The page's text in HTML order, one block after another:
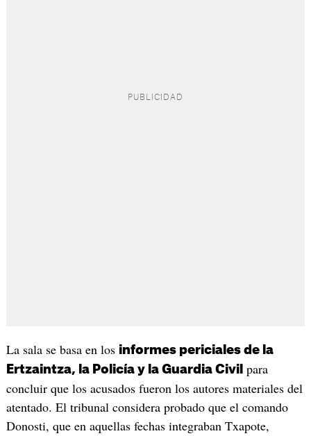
La sala se basa en los informes periciales de la
Ertzaintza, la Policía y la Guardia Civil para
concluir que los acusados fueron los autores materiales del
atentado. El tribunal considera probado que el comando
Donosti, que en aquellas fechas integraban Txapote,